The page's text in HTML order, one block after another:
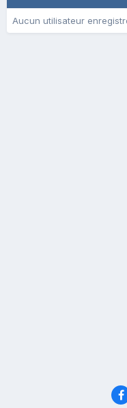
Aucun utilisateur